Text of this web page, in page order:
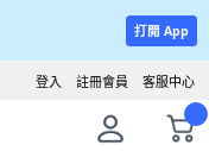
打開 App
客服中心
註冊會員
登入